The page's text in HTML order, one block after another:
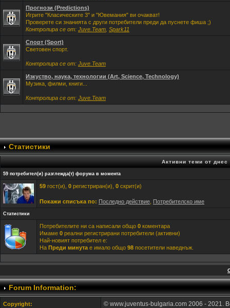
Прогнози (Predictions)
Игрите "Класическите 3" и "Ювемания" ви очакват!
Проверете си знанията с други потребители преди да пуснете фиша ;)
Контролира се от: Juve.Team Spark11
Спорт (Sport)
Световен спорт.
Контролира се от: Juve.Team
Изкуство, наука, технологии (Art, Science, Technology)
Музика, филми, книги...
Контролира се от: Juve.Team
Статистики
Активни теми от днес
59 потребител(и) разглежда(т) форума в момента
59 гост(и), 0 регистриран(и), 0 скрит(и)
Покажи списъка по: Последно действие Потребителско име
Статистики
Потребителите ни са написали общо 0 коментара
Имаме 0 реални регистрирани потребители (активни)
Най-новият потребител е:
На Преди минута е имало общо 98 посетители наведнъж.
Forum Information:
Copyright: © www.juventus-bulgaria.com 2006 - 2021.